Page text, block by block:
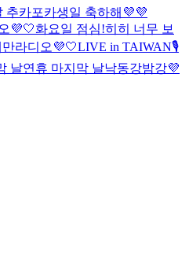
추카포카생일 축하해💜💜
💜🤍화요일 점심!히히 너무 보
라디오💜🤍LIVE in TAIWAN🎙️
날연휴 마지막 날낙동강밤강💜